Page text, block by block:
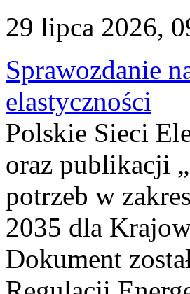
29 lipca 2026,
Sprawozdanie
elastyczności
Polskie Sieci
oraz publikacji
potrzeb w
2035 dla
Dokument